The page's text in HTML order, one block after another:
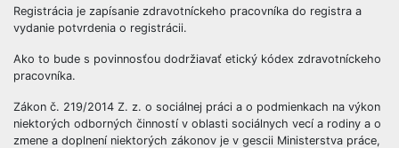
Registrácia je zapísanie zdravotníckeho pracovníka do registra a
vydanie potvrdenia o registrácii.
Ako to bude s povinnosťou dodržiavať etický kódex zdravotníckeho
pracovníka.
Zákon č. 219/2014 Z. z. o sociálnej práci a o podmienkach na výkon
niektorých odborných činností v oblasti sociálnych vecí a rodiny a o
zmene a doplnení niektorých zákonov je v gescii Ministerstva práce,